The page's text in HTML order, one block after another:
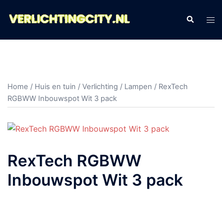
naar
Zoeken
Home / Huis en tuin / Verlichting / Lampen / RexTech
RGBWW Inbouwspot Wit 3 pack
RexTech RGBWW
Inbouwspot Wit 3 pack